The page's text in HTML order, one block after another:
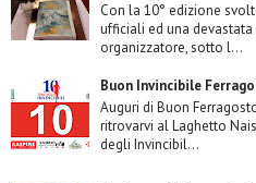
Con la 10° edizione
ufficiali ed una
organizzatore, sotto l...
Buon Invincibile
Auguri di Buon
ritrovarvi al Laghetto
degli Invincibil...